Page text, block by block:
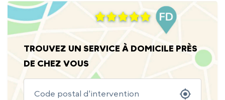
TROUVEZ UN SERVICE À DOMICILE PRÈS
DE CHEZ VOUS